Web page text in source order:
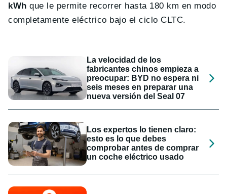
kWh que le permite recorrer hasta 180 km en modo
completamente eléctrico bajo el ciclo CLTC.
La velocidad de los
fabricantes chinos empieza a
preocupar: BYD no espera ni
seis meses en preparar una
nueva versión del Seal 07
Los expertos lo tienen claro:
esto es lo que debes
comprobar antes de comprar
un coche eléctrico usado